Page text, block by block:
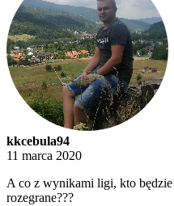
kkcebula94
11 marca 2020
A co z wynikami ligi, kto
rozegrane???